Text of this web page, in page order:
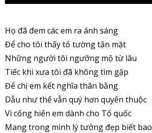
Họ đã đem các em ra ánh sáng
Để cho tôi thấy tỏ tường tận mặt
Những người tôi ngưỡng mộ từ lâu
Tiếc khi xưa tôi đã không tìm gặp
Để chị em kết nghĩa thân bằng
Dẫu như thế vẫn quý hơn quyến thuộc
Vì cống hiến em dành cho Tổ quốc
Mang trong mình lý tưởng đẹp biết bao